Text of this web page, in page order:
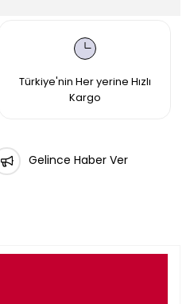
Türkiye'nin Her yerine Hızlı
Kargo
Gelince Haber Ver